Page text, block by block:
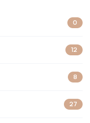
0
12
8
27